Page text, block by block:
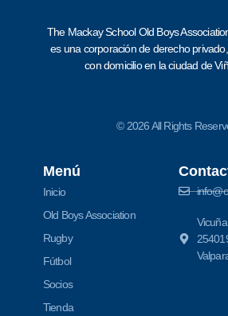
The Mackay School Old Boys
es una corporación de derecho
con domicilio en la ciudad de
© 2026 All Rights
Menú
Inicio
Old Boys Association
Rugby
Fútbol
Socios
Tienda